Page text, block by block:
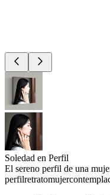
Soledad en Perfil
El sereno perfil de una
perfilretratomujer